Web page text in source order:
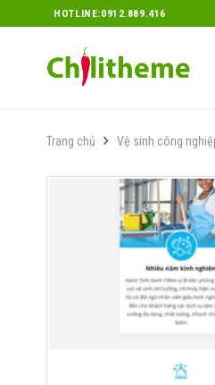
to
HOTLINE:0912.889.416
Trang chủ Vệ sinh công